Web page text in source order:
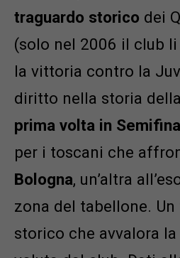
traguardo storico dei
(solo nel 2006 il club
la vittoria contro la
diritto nella storia
prima volta in
per i toscani che
Bologna, un’altra
zona del tabellone.
storico che avvalora